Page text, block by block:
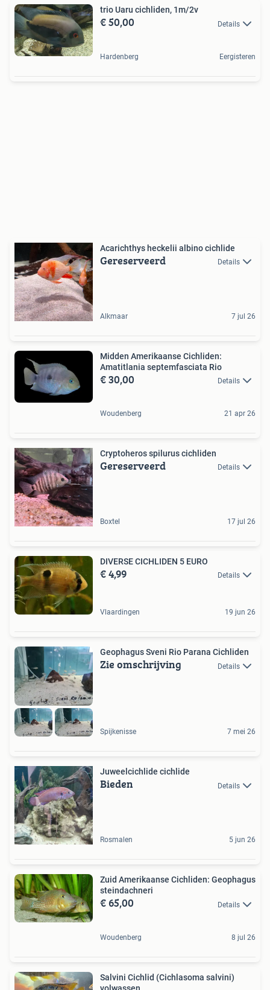
trio Uaru cichliden, 1m/2v
€ 50,00 Details
Hardenberg Eergisteren
Acarichthys heckelii albino cichlide
Gereserveerd Details
Alkmaar 7 jul 26
Midden Amerikaanse Cichliden:
Amatitlania septemfasciata Rio
€ 30,00 Details
Woudenberg 21 apr 26
Cryptoheros spilurus cichliden
Gereserveerd Details
Boxtel 17 jul 26
DIVERSE CICHLIDEN 5 EURO
€ 4,99 Details
Vlaardingen 19 jun 26
Geophagus Sveni Rio Parana Cichliden
Zie omschrijving Details
Spijkenisse 7 mei 26
Juweelcichlide cichlide
Bieden Details
Rosmalen 5 jun 26
Zuid Amerikaanse Cichliden: Geophagus
steindachneri
€ 65,00 Details
Woudenberg 8 jul 26
Salvini Cichlid (Cichlasoma salvini)
volwassen